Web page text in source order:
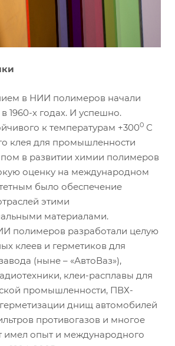
в НИИ полимеров начали
1960-х годах. И успешно.
к температурам +3000 С
клея для промышленности
в развитии химии полимеров
оценку на международном
было обеспечение
этими
материалами.
полимеров разработали целую
клеев и герметиков для
(ныне – «АвтоВаз»),
клеи-расплавы для
промышленности, ПВХ-
днищ автомобилей
противогазов и многое
имел опыт и международного